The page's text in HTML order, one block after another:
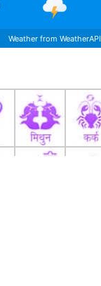
Weather from WeatherAPI